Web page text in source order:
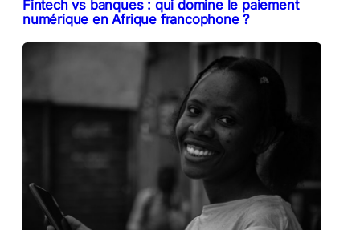
Fintech vs banques : qui domine le paiement
numérique en Afrique francophone ?